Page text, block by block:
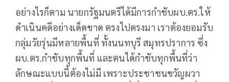
อย่างไรก็ตาม นายกรัฐมนตรีได้มีการกำชับผบ.ตร.ให้
ดำเนินคดีอย่างเด็ดขาด ตรงไปตรงมา เราต้องยอมรับ
กลุ่มวัยรุ่นมีหลายพื้นที่ ทั้งนนทบุรี สมุทรปราการ ซึ่ง
ผบ.ตร.กำชับทุกพื้นที่ และตนได้กำชับทุกพื้นที่ว่า
ลักษณะแบบนี้ต้องไม่มี เพราะประชาชนขวัญผวา